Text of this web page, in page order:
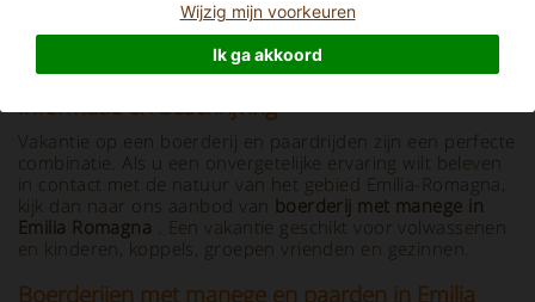
Wijzig mijn voorkeuren
Ik ga akkoord
Informatie en beschrijving
Vakantie op een boerderij en paardrijden zijn een perfecte
combinatie. Als u een onvergetelijke ervaring wilt beleven
in contact met de natuur van het gebied Emilia-Romagna,
kijk dan naar ons aanbod van boerderij met manege in
Emilia Romagna . Een vakantie geschikt voor volwassenen
en kinderen, koppels, groepen vrienden en gezinnen.
Boerderijen met manege en paarden in Emilia